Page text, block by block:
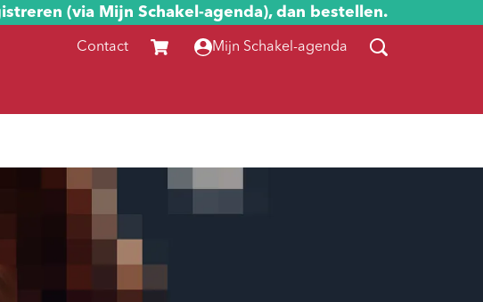
(via Mijn Schakel-agenda), dan bestellen.
Contact Mijn Schakel-agenda